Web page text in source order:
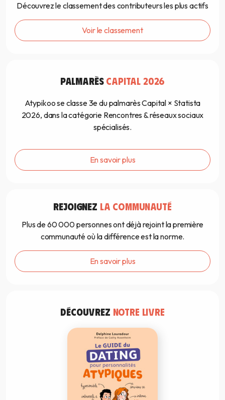
Découvrez le classement des contributeurs les plus actifs
Voir le classement
PALMARÈS CAPITAL 2026
Atypikoo se classe 3e du palmarès Capital × Statista
2026, dans la catégorie Rencontres & réseaux sociaux
spécialisés.
En savoir plus
REJOIGNEZ LA COMMUNAUTÉ
Plus de 60 000 personnes ont déjà rejoint la première
communauté où la différence est la norme.
En savoir plus
DÉCOUVREZ NOTRE LIVRE